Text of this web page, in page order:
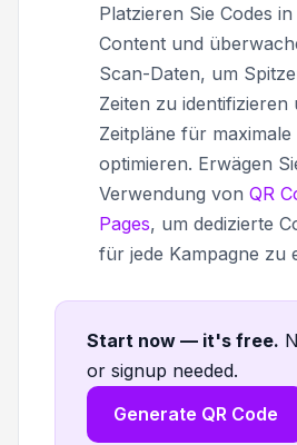
Platzieren Sie Codes
Content und
Scan-Daten, um
Zeiten zu identifizieren
Zeitpläne für maximale
optimieren. Erwägen
Verwendung von QR
Pages, um dedizierte
für jede Kampagne zu
Start now — it's free.
or signup needed.
Generate QR Code